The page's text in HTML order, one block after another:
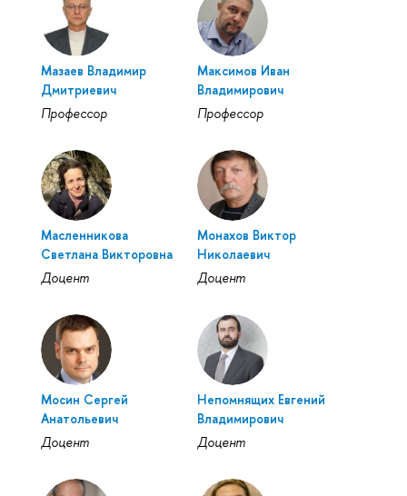
Мазаев Владимир
Дмитриевич
Профессор
Максимов Иван
Владимирович
Профессор
Масленникова
Светлана Викторовна
Доцент
Монахов Виктор
Николаевич
Доцент
Мосин Сергей
Анатольевич
Доцент
Непомнящих Евгений
Владимирович
Доцент